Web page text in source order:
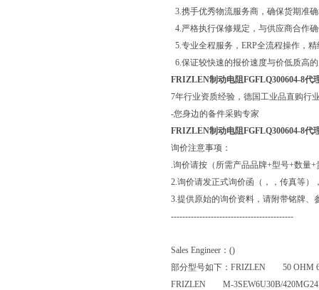
3.携手优秀物流服务商，确保货期准
4.严格执行保修规定，与供应商合作
5.专业全程服务，ERP全流程操作，
6.保证较快速的报价速度与价低质高
FRIZLEN制动电阻FGFLQ300604-8代
7年行业资质经验，德国工业品直购行
-您身边的备件采购专家
FRIZLEN制动电阻FGFLQ300604-8代
询价注意事项：
.询价请按（所需产品品牌+型号+数量
2.询价请发正式询价函（，，传真等）
3.提供原始的询价资料，请附带铭牌、
-------------------------------------------
Sales Engineer：()
部分型号如下：FRIZLEN 50
FRIZLEN M-3SEW6U30B/